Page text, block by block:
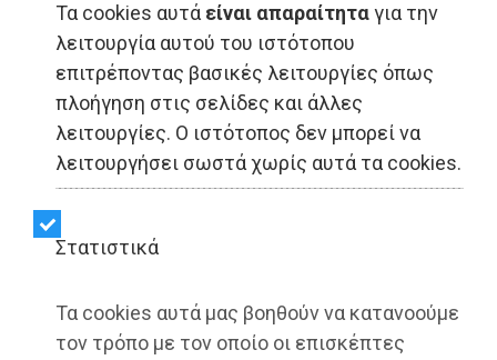
Τα cookies αυτά είναι απαραίτηταγια την
λειτουργία αυτού του ιστότοπου
επιτρέποντας βασικές λειτουργίες όπως
πλοήγηση στις σελίδες και άλλες
λειτουργίες. Ο ιστότοπος δεν μπορεί να
λειτουργήσει σωστά χωρίς αυτά τα cookies.
Στατιστικά
Τα cookies αυτά μας βοηθούν να κατανοούμε
τον τρόπο με τον οποίο οι επισκέπτες
ΑΥΤΟΔΙΟΙΚΗΣΗ - Ελλάδα
Aντιπροσωπεία της ΚΕΔΕ
στις Βρυξέλλες:
Συνάντηση εργασίας με
Έλληνες Ευρωβουλευτές
Share: